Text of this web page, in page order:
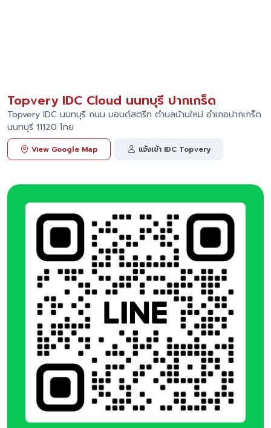
Topvery IDC Cloud นนทบุรี ปากเกร็ด
Topvery IDC นนทบุรี ถนน บอนด์สตรีท ตำบลบ้านใหม่ อำเภอปากเกร็ด
นนทบุรี 11120 ไทย
View Google Map แจ้งเข้า IDC Topvery